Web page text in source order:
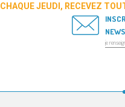
CHAQUE JEUDI, RECEVEZ